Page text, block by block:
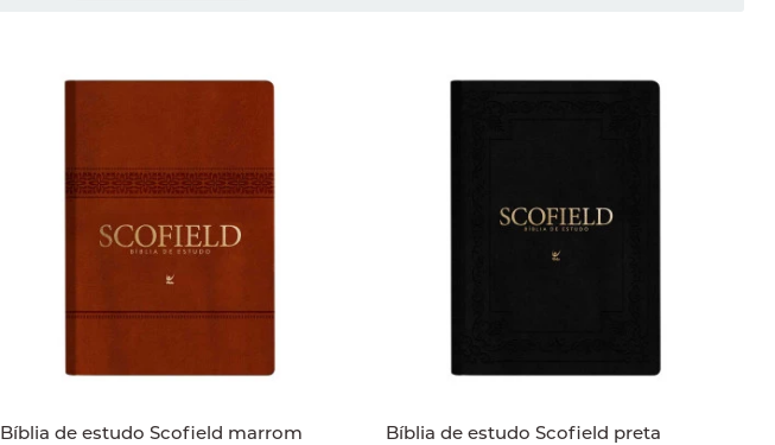
Bíblia de estudo Scofield marrom Bíblia de estudo Scofield preta